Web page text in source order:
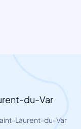
du-Var
Laurent-du-Var